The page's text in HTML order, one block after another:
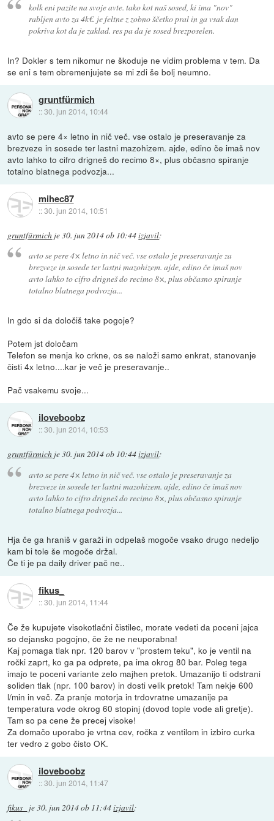
kolk eni pazite na svoje avte. tako kot naš sosed, ki ima "nov"
rabljen avto za 4k€. je feltne z zobno ščetko pral in ga vsak dan
pokriva kot da je zaklad. res pa da je sosed brezposelen.
In? Dokler s tem nikomur ne škoduje ne vidim problema v tem. Da
se eni s tem obremenjujete se mi zdi še bolj neumno.
gruntfürmich
::30. jun 2014, 10:44
avto se pere 4× letno in nič več. vse ostalo je preseravanje za
brezveze in sosede ter lastni mazohizem. ajde, edino če imaš nov
avto lahko to cifro drigneš do recimo 8×, plus občasno spiranje
totalno blatnega podvozja...
mihec87
::30. jun 2014, 10:51
gruntfürmich je30. jun 2014 ob 10:44izjavil:
avto se pere 4× letno in nič več. vse ostalo je preseravanje za
brezveze in sosede ter lastni mazohizem. ajde, edino če imaš nov
avto lahko to cifro drigneš do recimo 8×, plus občasno spiranje
totalno blatnega podvozja...
In gdo si da določiš take pogoje?
Potem jst določam
Telefon se menja ko crkne, os se naloži samo enkrat, stanovanje
čisti 4x letno....kar je več je preseravanje..
Pač vsakemu svoje...
iloveboobz
::30. jun 2014, 10:53
gruntfürmich je30. jun 2014 ob 10:44izjavil:
avto se pere 4× letno in nič več. vse ostalo je preseravanje za
brezveze in sosede ter lastni mazohizem. ajde, edino če imaš nov
avto lahko to cifro drigneš do recimo 8×, plus občasno spiranje
totalno blatnega podvozja...
Hja če ga hraniš v garaži in odpelaš mogoče vsako drugo nedeljo
kam bi tole še mogoče držal.
Če ti je pa daily driver pač ne..
fikus_
::30. jun 2014, 11:44
Če že kupujete visokotlačni čistilec, morate vedeti da poceni jajca
so dejansko pogojno, če že ne neuporabna!
Kaj pomaga tlak npr. 120 barov v "prostem teku", ko je ventil na
ročki zaprt, ko ga pa odprete, pa ima okrog 80 bar. Poleg tega
imajo te poceni variante zelo majhen pretok. Umazanijo ti odstrani
soliden tlak (npr. 100 barov) in dosti velik pretok! Tam nekje 600
l/min in več. Za pranje motorja in trdovratne umazanije pa
temperatura vode okrog 60 stopinj (dovod tople vode ali gretje).
Tam so pa cene že precej visoke!
Za domačo uporabo je vrtna cev, ročka z ventilom in izbiro curka
ter vedro z gobo čisto OK.
iloveboobz
::30. jun 2014, 11:47
fikus_ je30. jun 2014 ob 11:44izjavil: